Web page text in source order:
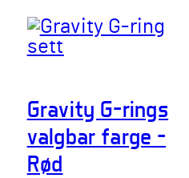
Gravity G-rings
valgbar farge –
Rød